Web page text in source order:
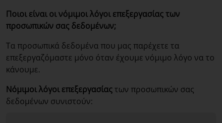
Ποιοι είναι οι νόμιμοι λόγοι επεξεργασίας των
προσωπικών σας δεδομένων;
Τα προσωπικά δεδομένα που μας παρέχετε τα
επεξεργαζόμαστε μόνο όταν έχουμε νόμιμο λόγο να το
κάνουμε.
Νόμιμοι λόγοι επεξεργασίαςτων προσωπικών σας
δεδομένων συνιστούν: